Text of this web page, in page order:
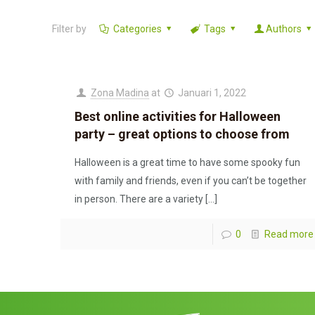
daarom een ​​dubbel plezier bij de gewoonte.
Filter by Categories Tags Authors
Zona Madina at Januari 1, 2022
Best online activities for Halloween
party – great options to choose from
Halloween is a great time to have some spooky fun
with family and friends, even if you can’t be together
in person. There are a variety
0 Read more